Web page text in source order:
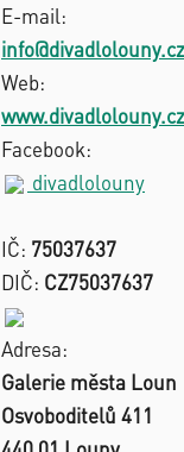
E-mail:
info@divadlolouny.cz
Web:
www.divadlolouny.cz
Facebook:
divadlolouny
IČ: 75037637
DIČ: CZ75037637
Adresa:
Galerie města Loun
Osvoboditelů 411